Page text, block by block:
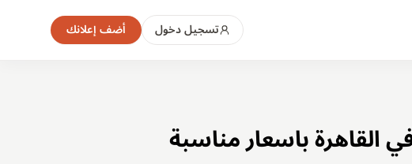
تسجيل دخول أضف إعلانك
القاهرة باسعار مناسبة